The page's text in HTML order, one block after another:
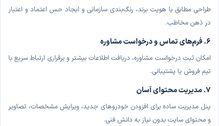
طراحی مطابق با هویت برند، رنگ‌بندی سازمانی و ایجاد حس اعتماد و اعتبار
در ذهن مخاطب.
۶. فرم‌های تماس و درخواست مشاوره
امکان ثبت درخواست مشاوره، دریافت اطلاعات بیشتر و برقراری ارتباط سریع با
تیم فروش یا پشتیبانی.
۷. مدیریت محتوای آسان
پنل مدیریت ساده برای افزودن خودروهای جدید، ویرایش مشخصات، تصاویر
و محتوای سایت بدون نیاز به دانش فنی.